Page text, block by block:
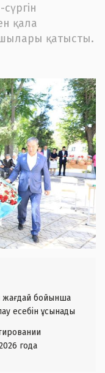
қала
қатысты.
бойынша
есебін ұсынады
года